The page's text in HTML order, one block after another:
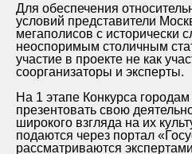
Для обеспечения
условий представители
мегаполисов с исторически
неоспоримым столичным
участие в проекте не как
соорганизаторы и эксперты.
На 1 этапе Конкурса
презентовать свою
широкого взгляда на их
подаются через портал
рассматриваются